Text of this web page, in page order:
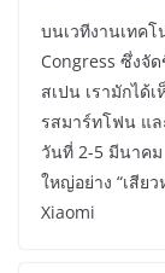
บนเวทีงานเทค
Congress ซึ่งจั
สเปน เรามักได้
รสมาร์ทโฟน แล
วันที่ 2-5 มีนาค
ใหญ่อย่าง “เสีย
Xiaomi